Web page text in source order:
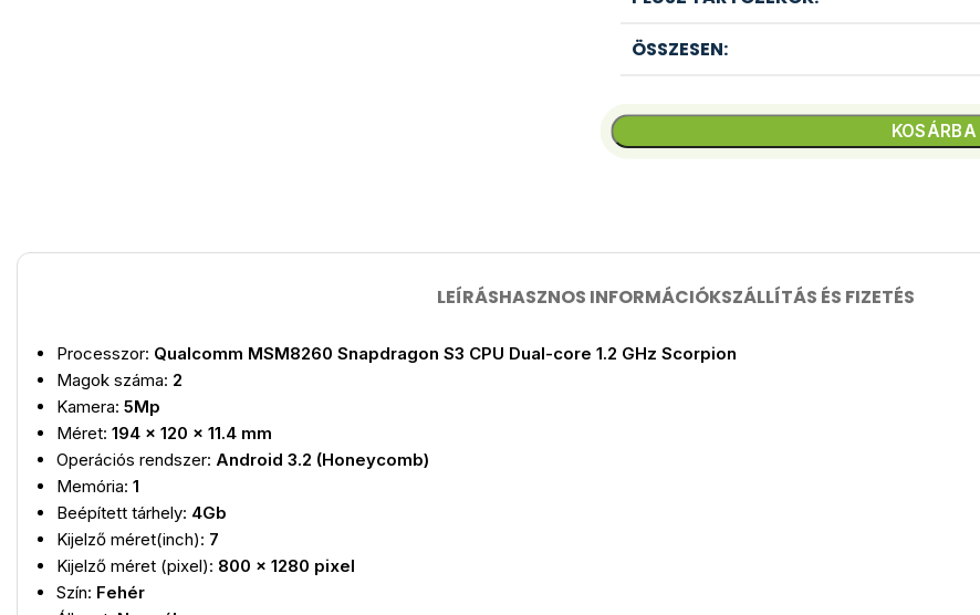
ÖSSZESEN:
LEÍRÁSHASZNOS INFORMÁCIÓKSZÁLLÍTÁS ÉS FIZETÉS
Processzor: Qualcomm MSM8260 Snapdragon S3 CPU Dual-core 1.2 GHz Scorpion
Magok száma: 2
Kamera: 5Mp
Méret: 194 x 120 x 11.4 mm
Operációs rendszer: Android 3.2 (Honeycomb)
Memória: 1
Beépített tárhely: 4Gb
Kijelző méret(inch): 7
Kijelző méret (pixel): 800 x 1280 pixel
Szín: Fehér